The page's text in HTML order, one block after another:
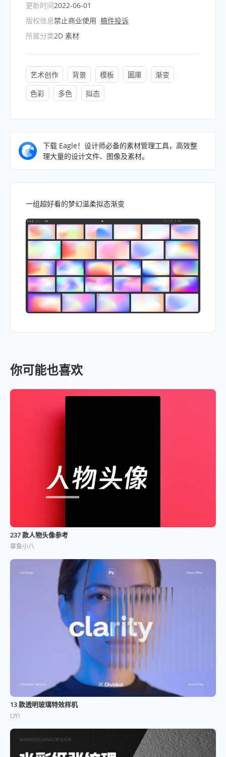
更新时间
版权信息
所属分类
2022-06-01
禁止商业使用 稿件投诉
2D 素材
艺术创作 背景 模板 圖庫
渐变
色彩
多色 拟态
下载 Eagle！设计师必备的素材管理工具，高效整
理大量的设计文件、图像及素材。
一组超好看的梦幻温柔拟态渐变
你可能也喜欢
237 款人物头像参考
章鱼小八
13 款透明玻璃特效样机
LIYI